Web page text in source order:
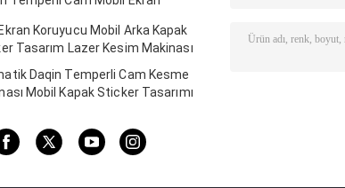
Koruyucu Mobil Arka Kapak
Tasarım Lazer Kesim Makinası
Daqin Temperli Cam Kesme
Mobil Kapak Sticker Tasarımı